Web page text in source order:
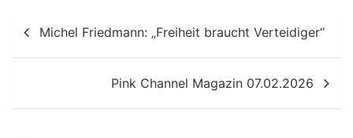
Beitragsnavigation
Michel Friedmann: „Freiheit braucht Verteidiger“
Pink Channel Magazin 07.02.2026